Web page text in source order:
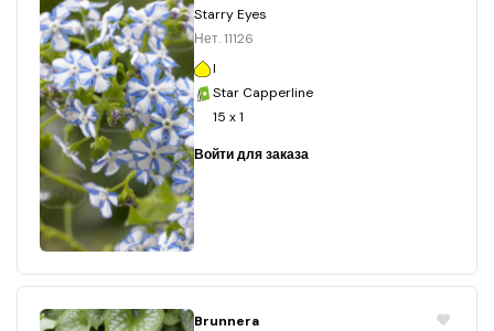
Starry Eyes
Нет. 11126
I
Star Capperline
15 x 1
Войти для заказа
Brunnera